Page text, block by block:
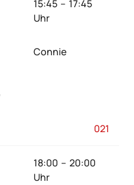
15:45 – 17:45
Uhr
Connie
021
18:00 – 20:00
Uhr